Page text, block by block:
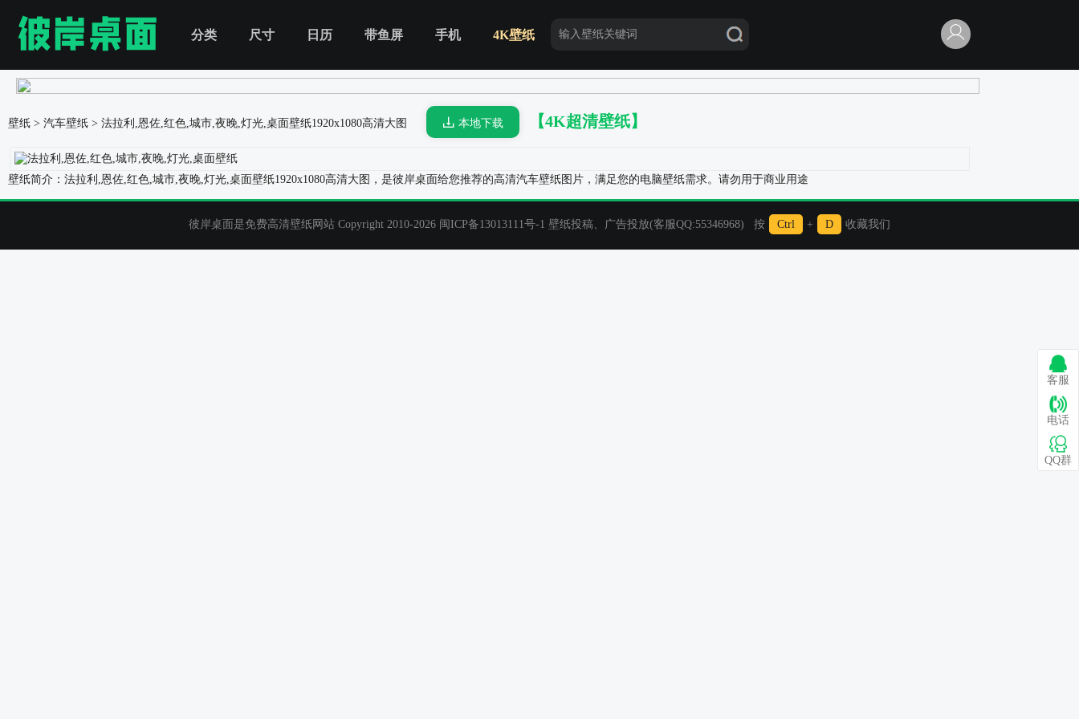
分类 尺寸 日历 带鱼屏 手机 4K壁纸
壁纸 > 汽车壁纸 > 法拉利,恩佐,红色,城市,夜晚,灯光,桌面壁纸1920x1080高清大图 本地下载 【4K超清壁纸】
壁纸简介：法拉利,恩佐,红色,城市,夜晚,灯光,桌面壁纸1920x1080高清大图，是彼岸桌面给您推荐的高清汽车壁纸图片，满足您的电脑壁纸需求。请勿用于商业用途
彼岸桌面是免费高清壁纸网站 Copyright 2010-2026 闽ICP备13013111号-1 壁纸投稿、广告投放(客服QQ:55346968) 按 Ctrl + D 收藏我们
客服
电话
QQ群